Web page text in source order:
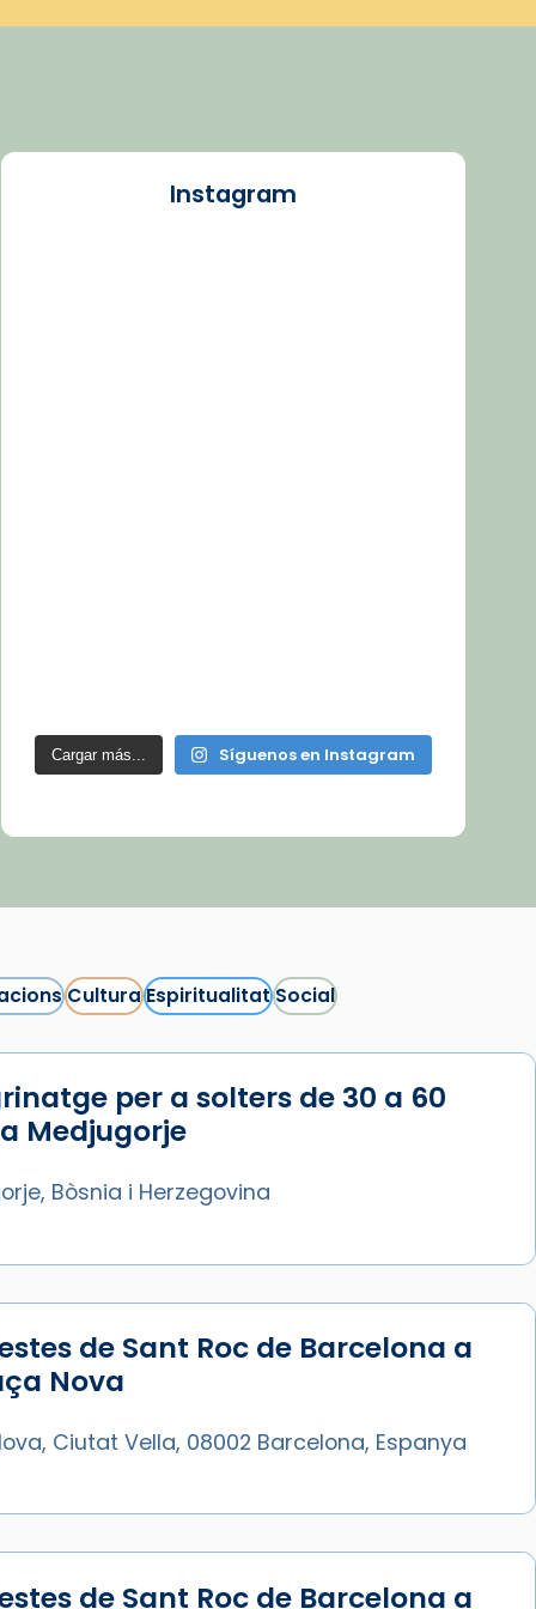
Instagram
Cargar más... Síguenos en Instagram
CulturaEspiritualitatSocial
per a solters de 30 a 60
Medjugorje
Bòsnia i Herzegovina
de Sant Roc de Barcelona a
Nova
Ciutat Vella, 08002 Barcelona, Espanya
de Sant Roc de Barcelona a